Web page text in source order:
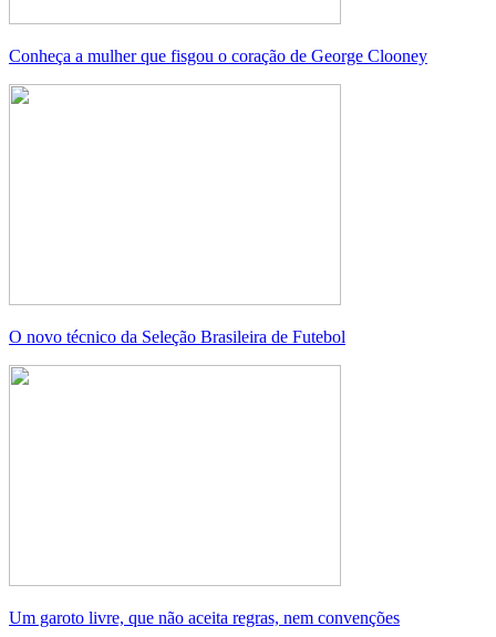
Conheça a mulher que fisgou o coração de George Clooney
O novo técnico da Seleção Brasileira de Futebol
Um garoto livre, que não aceita regras, nem convenções